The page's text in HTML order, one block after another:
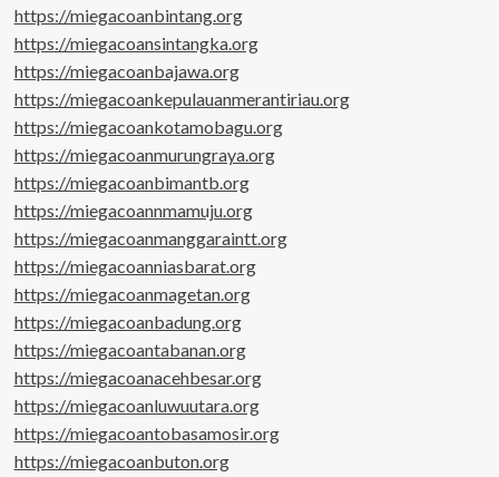
https://miegacoanbintang.org
https://miegacoansintangka.org
https://miegacoanbajawa.org
https://miegacoankepulauanmerantiriau.org
https://miegacoankotamobagu.org
https://miegacoanmurungraya.org
https://miegacoanbimantb.org
https://miegacoannmamuju.org
https://miegacoanmanggaraintt.org
https://miegacoanniasbarat.org
https://miegacoanmagetan.org
https://miegacoanbadung.org
https://miegacoantabanan.org
https://miegacoanacehbesar.org
https://miegacoanluwuutara.org
https://miegacoantobasamosir.org
https://miegacoanbuton.org